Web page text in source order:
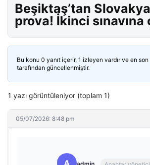
Beşiktaş’tan
prova! İkinci sınavına
Bu konu 0 yanıt içerir, 1 izleyen vardır ve en son
tarafından güncellenmiştir.
1 yazı görüntüleniyor (toplam 1)
05/07/2026: 8:48 pm
A